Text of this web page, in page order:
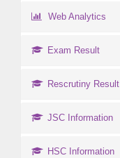
Web Analytics
Exam Result
Rescrutiny Result
JSC Information
HSC Information